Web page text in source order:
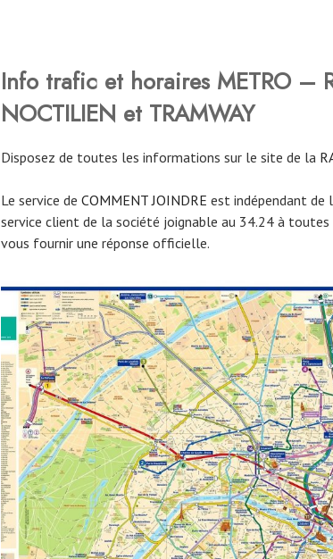
Info trafic et horaires METRO –
NOCTILIEN et TRAMWAY
Disposez de toutes les informations sur le site de la
Le service de COMMENT JOINDRE est indépendant de
service client de la société joignable au 34.24 à
vous fournir une réponse officielle.